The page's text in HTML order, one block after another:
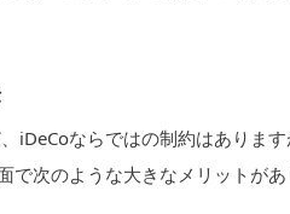
iDeCoならではの制約はありま
次のような大きなメリットがあ